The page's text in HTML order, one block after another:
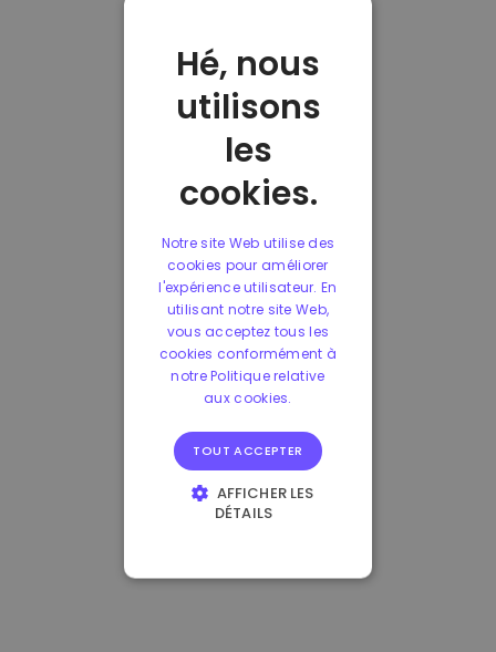
Hé, nous
utilisons
les
cookies.
Notre site Web utilise des
cookies pour améliorer
l'expérience utilisateur. En
utilisant notre site Web,
vous acceptez tous les
cookies conformément à
notre Politique relative
aux cookies.
TOUT ACCEPTER
AFFICHER LES
DÉTAILS